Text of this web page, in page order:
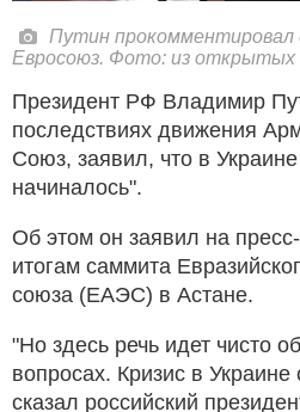
Путин прокомментировал
Евросоюз. Фото: из открытых
Президент РФ Владимир
последствиях движения
Союз, заявил, что в
начиналось".
Об этом он заявил на
итогам саммита
союза (ЕАЭС) в Астане.
"Но здесь речь идет чисто
вопросах. Кризис в Украине
сказал российский